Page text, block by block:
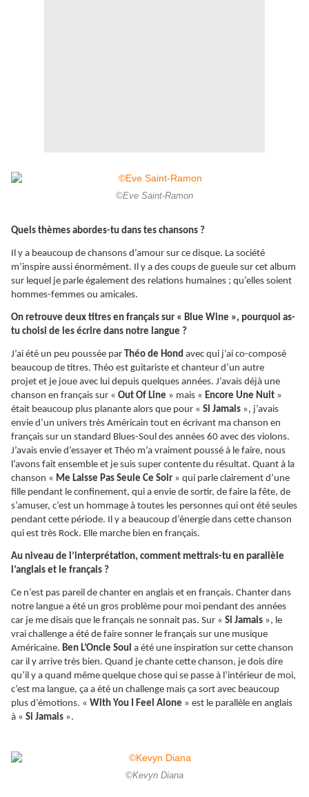
©Eve Saint-Ramon
Quels thèmes abordes-tu dans tes chansons ?
Il y a beaucoup de chansons d’amour sur ce disque. La société
m’inspire aussi énormément. Il y a des coups de gueule sur cet album
sur lequel je parle également des relations humaines ; qu’elles soient
hommes-femmes ou amicales.
On retrouve deux titres en français sur « Blue Wine », pourquoi as-
tu choisi de les écrire dans notre langue ?
J’ai été un peu poussée par Théo de Hond avec qui j’ai co-composé
beaucoup de titres. Théo est guitariste et chanteur d’un autre
projet et je joue avec lui depuis quelques années. J’avais déjà une
chanson en français sur « Out Of Line » mais « Encore Une Nuit »
était beaucoup plus planante alors que pour « Si Jamais », j’avais
envie d’un univers très Américain tout en écrivant ma chanson en
français sur un standard Blues-Soul des années 60 avec des violons.
J’avais envie d’essayer et Théo m’a vraiment poussé à le faire, nous
l’avons fait ensemble et je suis super contente du résultat. Quant à la
chanson « Me Laisse Pas Seule Ce Soir » qui parle clairement d’une
fille pendant le confinement, qui a envie de sortir, de faire la fête, de
s’amuser, c’est un hommage à toutes les personnes qui ont été seules
pendant cette période. Il y a beaucoup d’énergie dans cette chanson
qui est très Rock. Elle marche bien en français.
Au niveau de l’interprétation, comment mettrais-tu en parallèle
l’anglais et le français ?
Ce n’est pas pareil de chanter en anglais et en français. Chanter dans
notre langue a été un gros problème pour moi pendant des années
car je me disais que le français ne sonnait pas. Sur « Si Jamais », le
vrai challenge a été de faire sonner le français sur une musique
Américaine. Ben L’Oncle Soul a été une inspiration sur cette chanson
car il y arrive très bien. Quand je chante cette chanson, je dois dire
qu’il y a quand même quelque chose qui se passe à l’intérieur de moi,
c’est ma langue, ça a été un challenge mais ça sort avec beaucoup
plus d’émotions. « With You I Feel Alone » est le parallèle en anglais
à « Si Jamais ».
©Kevyn Diana